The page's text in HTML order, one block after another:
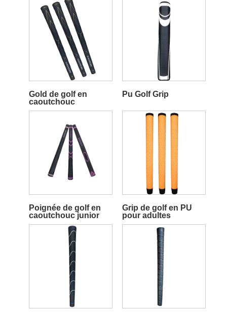
Gold de golf en
caoutchouc
Pu Golf Grip
Poignée de golf en
caoutchouc junior
Grip de golf en PU
pour adultes